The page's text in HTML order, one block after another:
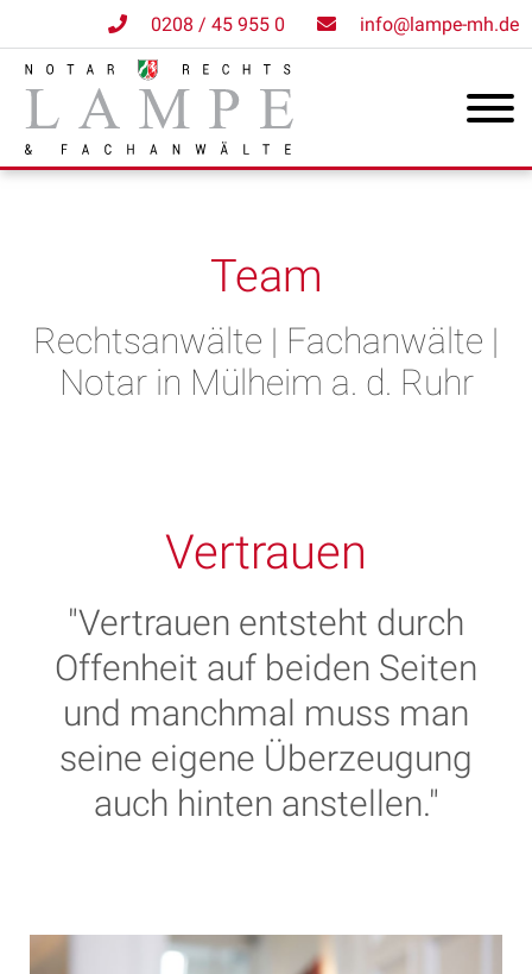
0208 / 45 955 0 info@lampe-mh.de
Team
Rechtsanwälte | Fachanwälte |
Notar in Mülheim a. d. Ruhr
Vertrauen
"Vertrauen entsteht durch
Offenheit auf beiden Seiten
und manchmal muss man
seine eigene Überzeugung
auch hinten anstellen."